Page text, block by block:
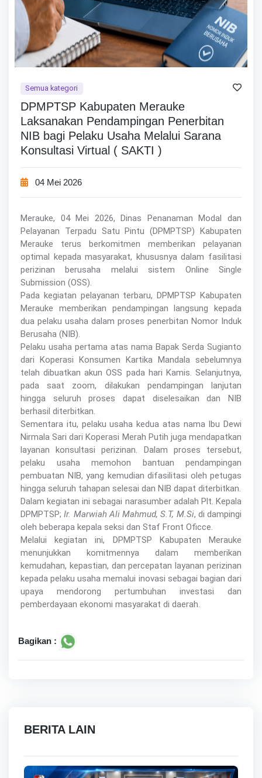
Semua kategori
DPMPTSP Kabupaten Merauke
Laksanakan Pendampingan Penerbitan
NIB bagi Pelaku Usaha Melalui Sarana
Konsultasi Virtual ( SAKTI )
04 Mei 2026
Merauke, 04 Mei 2026, Dinas Penanaman Modal dan
Pelayanan Terpadu Satu Pintu (DPMPTSP) Kabupaten
Merauke terus berkomitmen memberikan pelayanan
optimal kepada masyarakat, khususnya dalam fasilitasi
perizinan berusaha melalui sistem Online Single
Submission (OSS).
Pada kegiatan pelayanan terbaru, DPMPTSP Kabupaten
Merauke memberikan pendampingan langsung kepada
dua pelaku usaha dalam proses penerbitan Nomor Induk
Berusaha (NIB).
Pelaku usaha pertama atas nama Bapak Serda Sugianto
dari Koperasi Konsumen Kartika Mandala sebelumnya
telah dibuatkan akun OSS pada hari Kamis. Selanjutnya,
pada saat zoom, dilakukan pendampingan lanjutan
hingga seluruh proses dapat diselesaikan dan NIB
berhasil diterbitkan.
Sementara itu, pelaku usaha kedua atas nama Ibu Dewi
Nirmala Sari dari Koperasi Merah Putih juga mendapatkan
layanan konsultasi perizinan. Dalam proses tersebut,
pelaku usaha memohon bantuan pendampingan
pembuatan NIB, yang kemudian difasilitasi oleh petugas
hingga seluruh tahapan selesai dan NIB dapat diterbitkan.
Dalam kegiatan ini sebagai narasumber adalah Plt. Kepala
DPMPTSP; Ir. Marwiah Ali Mahmud, S.T, M.Si, di dampingi
oleh beberapa kepala seksi dan Staf Front Oficce.
Melalui kegiatan ini, DPMPTSP Kabupaten Merauke
menunjukkan komitmennya dalam memberikan
kemudahan, kepastian, dan percepatan layanan perizinan
kepada pelaku usaha memalui inovasi sebagai bagian dari
upaya mendorong pertumbuhan investasi dan
pemberdayaan ekonomi masyarakat di daerah.
Bagikan :
BERITA LAIN